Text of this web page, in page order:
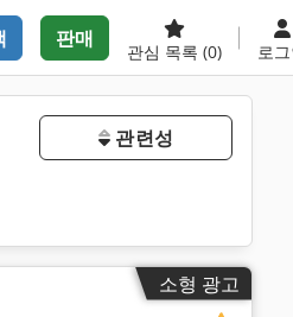
판매
관심 목록 (0) 로
관련성
소형 광고